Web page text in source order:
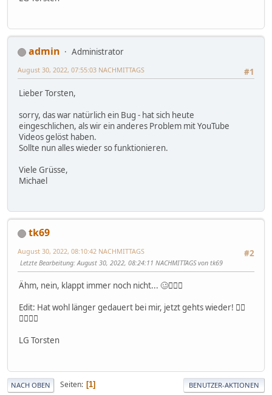
admin
Administrator
#1
August 30, 2022, 07:55:03 NACHMITTAGS
Lieber Torsten,
sorry, das war natürlich ein Bug - hat sich heute
eingeschlichen, als wir ein anderes Problem mit YouTube
Videos gelöst haben.
Sollte nun alles wieder so funktionieren.
Viele Grüsse,
Michael
tk69
#2
August 30, 2022, 08:10:42 NACHMITTAGS
Letzte Bearbeitung: August 30, 2022, 08:24:11 NACHMITTAGS von tk69
Ähm, nein, klappt immer noch nicht... 🥴🤷🏼‍♂️
Edit: Hat wohl länger gedauert bei mir, jetzt gehts wieder! 👍🏼
👍🏼👍🏼
LG Torsten
NACH OBEN Seiten 1 BENUTZER-AKTIONEN